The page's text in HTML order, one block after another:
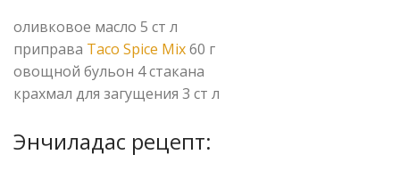
оливковое масло 5 ст л
приправа Taco Spice Mix60 г
овощной бульон 4 стакана
крахмал для загущения 3 ст л
Энчиладас рецепт: